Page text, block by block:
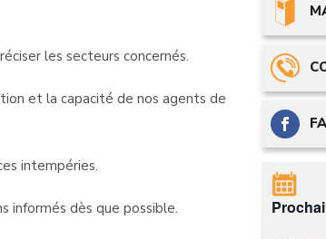
les secteurs concernés.
et la capacité de nos agents de
intempéries.
informés dès que possible.